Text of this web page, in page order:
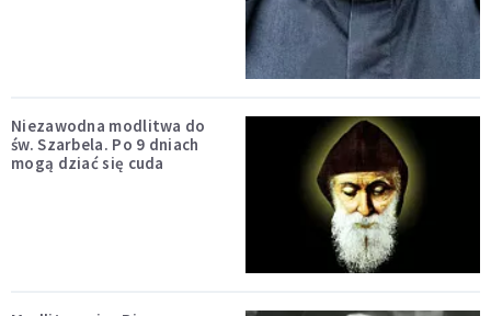
Niezawodna modlitwa do
św. Szarbela. Po 9 dniach
mogą dziać się cuda